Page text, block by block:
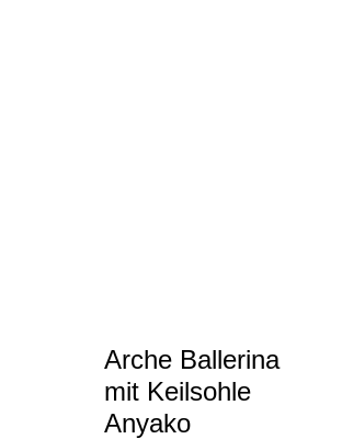
Arche Ballerina
mit Keilsohle
Anyako